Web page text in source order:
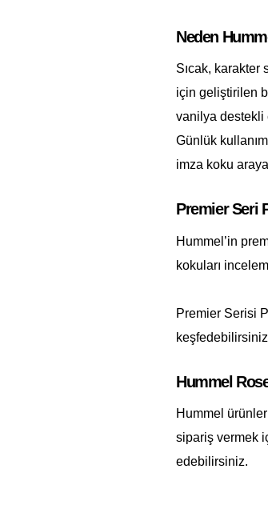
Neden
Sıcak,
için geliştirilen
vanilya destekli
Günlük
imza koku
Premier Seri
Hummel’in
kokuları
Premier Serisi
Hummel
Hummel
sipariş vermek
edebilirsiniz.